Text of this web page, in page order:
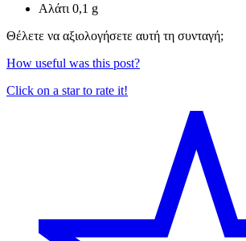
Αλάτι 0,1 g
Θέλετε να αξιολογήσετε αυτή τη συνταγή;
How useful was this post?
Click on a star to rate it!